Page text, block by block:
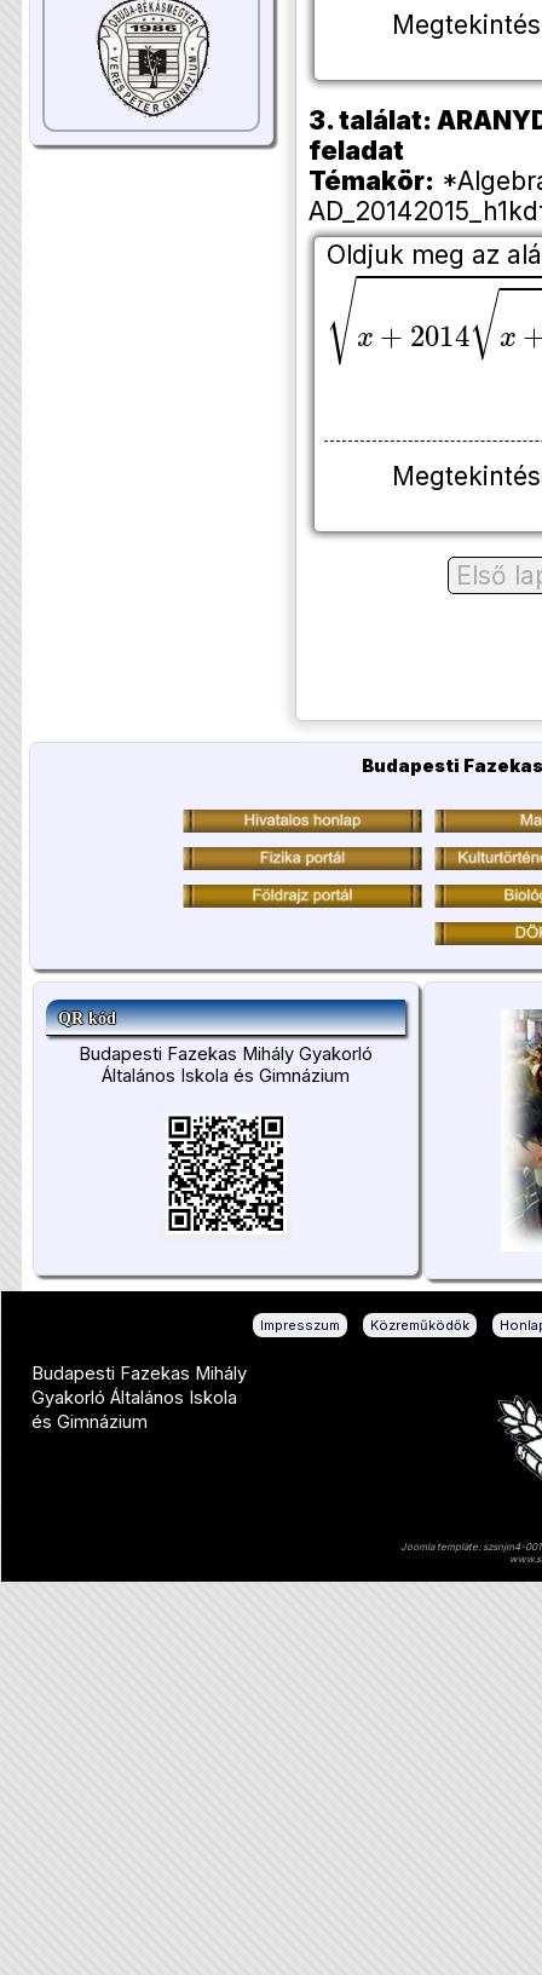
3. találat:
feladat
Témakör:
Oldjuk meg az
x + 2014x+ 2014
Első
Budapesti
QR kód
Budapesti Fazekas Mihály Gyakorló
Általános Iskola és Gimnázium
Impresszum Közreműködők
Budapesti Fazekas Mihály
Gyakorló Általános Iskola
és Gimnázium
Joomla template: szsnjm4-